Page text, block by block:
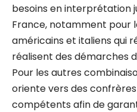
besoins en interprétation
France, notamment pour
américains et italiens qui
réalisent des démarches
Pour les autres
oriente vers des
compétents afin de